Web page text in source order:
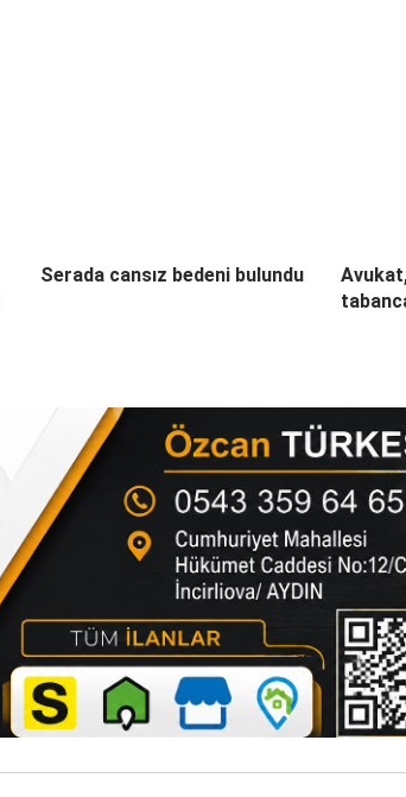
Serada cansız bedeni bulundu